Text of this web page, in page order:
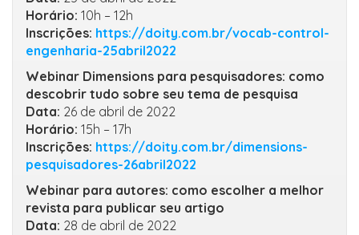
Horário: 10h – 12h
Inscrições: https://doity.com.br/vocab-control-
engenharia-25abril2022
Webinar Dimensions para pesquisadores: como
descobrir tudo sobre seu tema de pesquisa
Data: 26 de abril de 2022
Horário: 15h – 17h
Inscrições: https://doity.com.br/dimensions-
pesquisadores-26abril2022
Webinar para autores: como escolher a melhor
revista para publicar seu artigo
Data: 28 de abril de 2022